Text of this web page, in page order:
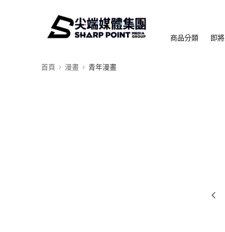
商品分類 即
首頁 漫畫 青年漫畫